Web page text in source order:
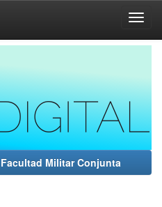
Militar Conjunta